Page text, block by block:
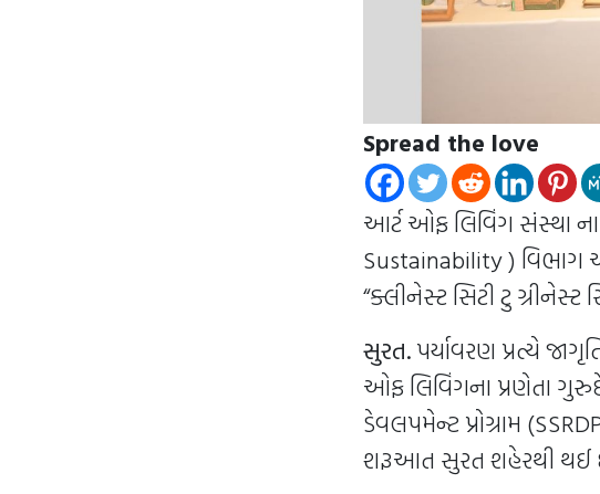
Spread the love
આર્ટ ઓફ લિવિંગ સંસ્થા
Sustainability )
“ક્લીનેસ્ટ સિટી ટુ ગ્રીનેસ્ટ
સુરત.પર્યાવરણ પ્રત્યે
ઓફ લિવિંગના પ્રણેતા ગુરુદેવ
ડેવલપમેન્ટ પ્રોગ્રામ
શરૂઆત સુરત શહેરથી થઈ